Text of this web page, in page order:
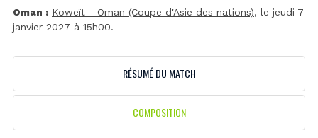
Oman : Koweït - Oman (Coupe d'Asie des nations), le jeudi 7
janvier 2027 à 15h00.
RÉSUMÉ DU MATCH
COMPOSITION